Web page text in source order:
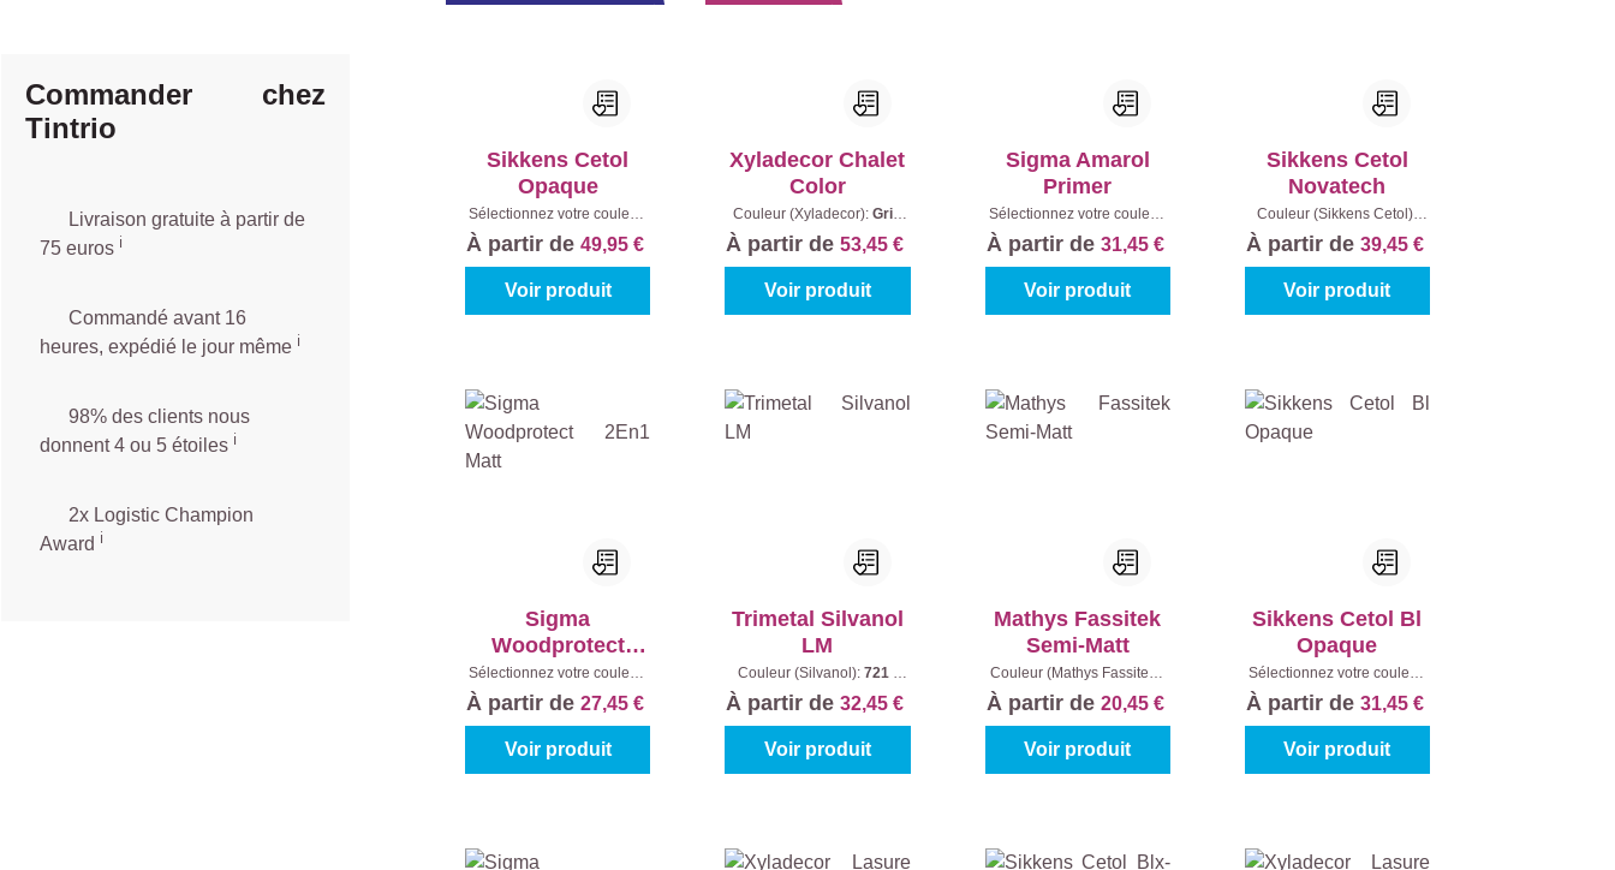
Commander chez
Tintrio
Livraison gratuite à partir de
75 euros ℹ️️
Commandé avant 16
heures, expédié le jour même ℹ️
98% des clients nous
donnent 4 ou 5 étoiles ℹ️
2x Logistic Champion
Award ℹ️
Sikkens Cetol
Opaque
Sélectionnez votre couleur:
Contenu:1 l
À partir de49,95 €
Voir produit
Xyladecor Chalet
Color
Couleur (Xyladecor):Gris
À partir de53,45 €
Voir produit
Sigma Amarol
Primer
Sélectionnez votre couleur:
Blanc (100%)
À partir de 31,45 €
Voir produit
Sikkens Cetol
Novatech
Couleur (Sikkens Cetol):
Contenu:1 l
À partir de 39,45 €
Voir produit
Sigma
Woodprotect
2En1 Matt
Sélectionnez votre couleur:
À partir de27,45 €
Voir produit
Trimetal Silvanol
LM
Couleur (Silvanol): 721 -
À partir de32,45 €
Voir produit
Mathys Fassitek
Semi-Matt
Couleur (Mathys Fassitek):
Contenu:1 l
À partir de 20,45 €
Voir produit
Sikkens Cetol Bl
Opaque
Sélectionnez votre couleur:
Contenu:1 l
À partir de 31,45 €
Voir produit